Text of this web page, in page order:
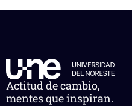
Actitud de cambio,
mentes que inspiran.